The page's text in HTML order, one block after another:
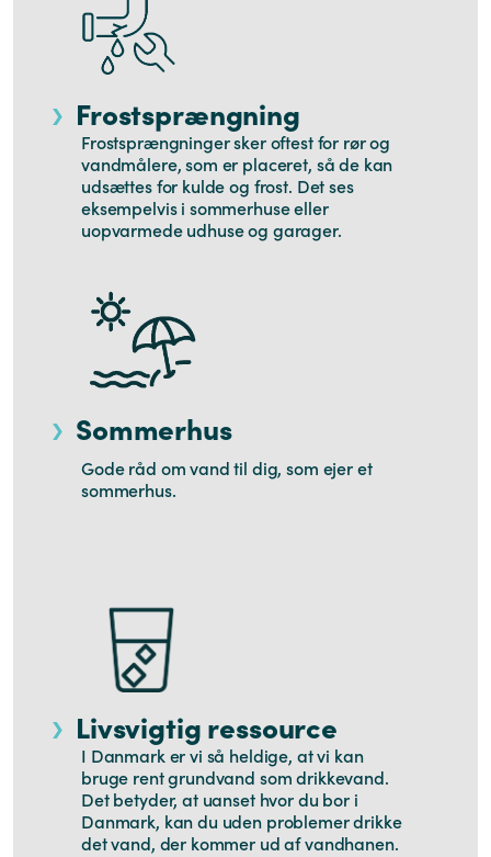
Frostsprængning
Frostsprængninger sker oftest for rør og
vandmålere, som er placeret, så de kan
udsættes for kulde og frost. Det ses
eksempelvis i sommerhuse eller
uopvarmede udhuse og garager.
Sommerhus
Gode råd om vand til dig, som ejer et
sommerhus.
Livsvigtig ressource
I Danmark er vi så heldige, at vi kan
bruge rent grundvand som drikkevand.
Det betyder, at uanset hvor du bor i
Danmark, kan du uden problemer drikke
det vand, der kommer ud af vandhanen.